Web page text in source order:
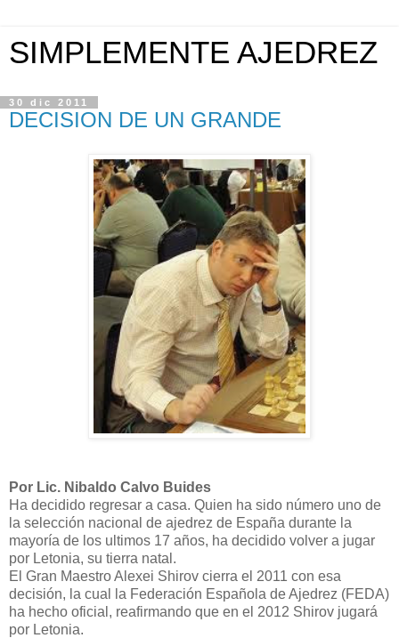
SIMPLEMENTE AJEDREZ
30 dic 2011
DECISION DE UN GRANDE
Por Lic. Nibaldo Calvo Buides
Ha decidido regresar a casa. Quien ha sido número uno de
la selección nacional de ajedrez de España durante la
mayoría de los ultimos 17 años, ha decidido volver a jugar
por Letonia, su tierra natal.
El Gran Maestro Alexei Shirov cierra el 2011 con esa
decisión, la cual la Federación Española de Ajedrez (FEDA)
ha hecho oficial, reafirmando que en el 2012 Shirov jugará
por Letonia.